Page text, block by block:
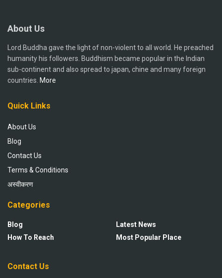
About Us
Lord Buddha gave the light of non-violent to all world. He preached
humanity his followers. Buddhism became popular in the Indian
sub-continent and also spread to japan, chine and many foreign
countries. More
Quick Links
About Us
Blog
Contact Us
Terms & Conditions
अस्वीकरण
Categories
Blog
How To Reach
Latest News
Most Popular Place
Contact Us